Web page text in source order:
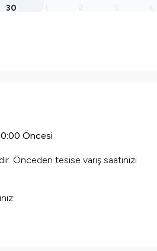
30
Öncesi
Önceden tesise varış saatinizi